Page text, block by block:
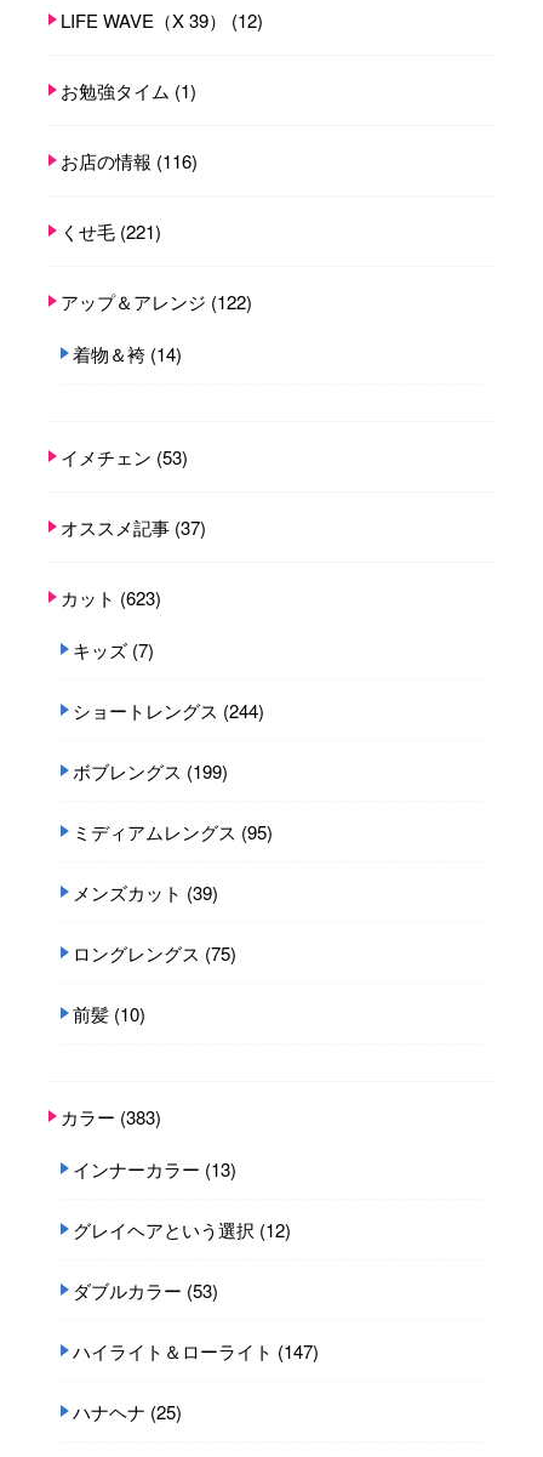
LIFE WAVE（X 39） (12)
お勉強タイム (1)
お店の情報 (116)
くせ毛 (221)
アップ＆アレンジ (122)
着物＆袴 (14)
イメチェン (53)
オススメ記事 (37)
カット (623)
キッズ (7)
ショートレングス (244)
ボブレングス (199)
ミディアムレングス (95)
メンズカット (39)
ロングレングス (75)
前髪 (10)
カラー (383)
インナーカラー (13)
グレイヘアという選択 (12)
ダブルカラー (53)
ハイライト＆ローライト (147)
ハナヘナ (25)